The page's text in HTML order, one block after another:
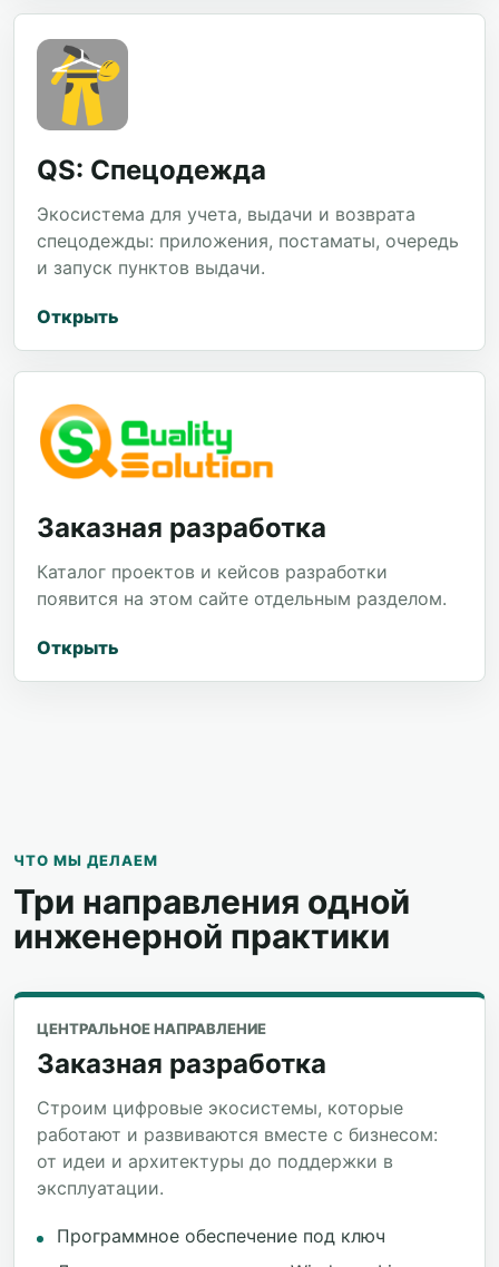
QS: Спецодежда
Экосистема для учета, выдачи и возврата
спецодежды: приложения, постаматы, очередь
и запуск пунктов выдачи.
Открыть
Заказная разработка
Каталог проектов и кейсов разработки
появится на этом сайте отдельным разделом.
Открыть
ЧТО МЫ ДЕЛАЕМ
Три направления одной
инженерной практики
ЦЕНТРАЛЬНОЕ НАПРАВЛЕНИЕ
Заказная разработка
Строим цифровые экосистемы, которые
работают и развиваются вместе с бизнесом:
от идеи и архитектуры до поддержки в
эксплуатации.
Программное обеспечение под ключ